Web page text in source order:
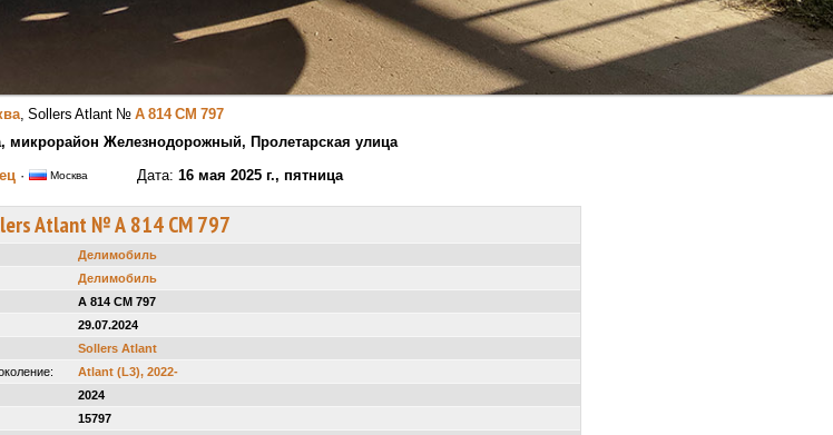
, Sollers Atlant № А 814 СМ 797
микрорайон Железнодорожный, Пролетарская улица
· Москва Дата: 16 мая 2025 г., пятница
Atlant № А 814 СМ 797
Делимобиль
Делимобиль
А 814 СМ 797
29.07.2024
Sollers Atlant
Atlant (L3), 2022-
2024
15797